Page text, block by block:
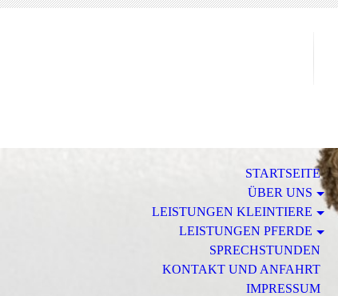
STARTSEITE
ÜBER UNS
LEISTUNGEN KLEINTIERE
LEISTUNGEN PFERDE
SPRECHSTUNDEN
KONTAKT UND ANFAHRT
IMPRESSUM